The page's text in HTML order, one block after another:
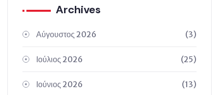
Archives
Αύγουστος 2026 (3)
Ιούλιος 2026 (25)
Ιούνιος 2026 (13)